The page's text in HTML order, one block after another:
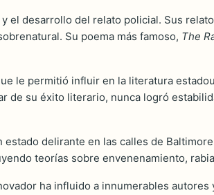
el desarrollo del relato policial. Sus
Su poema más famoso, The
le permitió influir en la literatura
de su éxito literario, nunca logró
delirante en las calles de
teorías sobre envenenamiento,
ha influido a innumerables